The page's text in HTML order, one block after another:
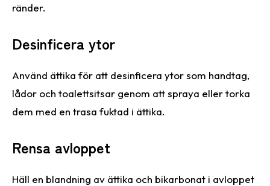
ränder.
Desinficera ytor
Använd ättika för att desinficera ytor som handtag,
lådor och toalettsitsar genom att spraya eller torka
dem med en trasa fuktad i ättika.
Rensa avloppet
Häll en blandning av ättika och bikarbonat i avloppet